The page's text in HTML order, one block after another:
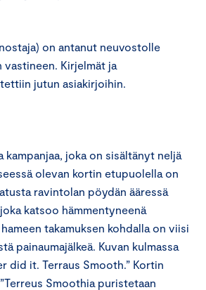
on antanut neuvostolle
Kirjelmät ja
jutun asiakirjoihin.
kampanjaa, joka on sisältänyt neljä
olevan kortin etupuolella on
ravintolan pöydän ääressä
katsoo hämmentyneenä
takamuksen kohdalla on viisi
painaumajälkeä. Kuvan kulmassa
did it. Terraus Smooth.” Kortin
Smoothia puristetaan